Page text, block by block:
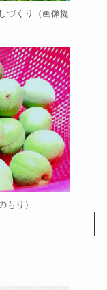
づくり（画像提
もり）